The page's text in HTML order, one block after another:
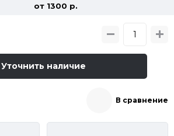
от 1300 p.
Уточнить наличие
В сравнение